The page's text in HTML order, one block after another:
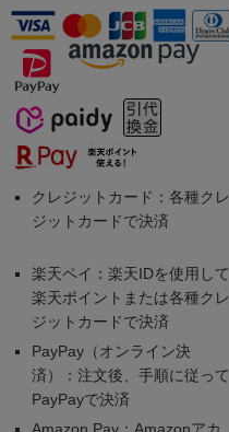
クレジットカード：各種クレ
ジットカードで決済
楽天ペイ：楽天IDを使用して
楽天ポイントまたは各種クレ
ジットカードで決済
PayPay（オンライン決
済）：注文後、手順に従って
PayPayで決済
Amazon Pay：Amazonアカ